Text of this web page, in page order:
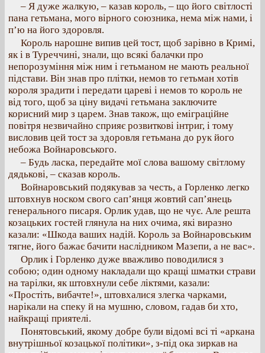
– Я дуже жалкую, – казав король, – що його світлості
пана гетьмана, мого вірного союзника, нема між нами, і
п’ю на його здоровля.
Король нарошне випив цей тост, щоб зарівно в Кримі,
як і в Туреччині, знали, що всякі балачки про
непорозуміння між ним і гетьманом не мають реальної
підстави. Він знав про плітки, немов то гетьман хотів
короля зрадити і передати цареві і немов то король не
від того, щоб за ціну видачі гетьмана заключите
корисний мир з царем. Знав також, що еміграційне
повітря незвичайно сприяє розвиткові інтриг, і тому
висловив цей тост за здоровля гетьмана до рук його
небожа Войнаровського.
– Будь ласка, передайте мої слова вашому світлому
дядькові, – сказав король.
Войнаровський подякував за честь, а Горленко легко
штовхнув носком свого сап’янця жовтий сап’янець
генерального писаря. Орлик удав, що не чує. Але решта
козацьких гостей глянула на них очима, які виразно
казали: «Шкода ваших надій. Король за Войнаровським
тягне, його бажає бачити наслідником Мазепи, а не вас».
Орлик і Горленко дуже вважливо поводилися з
собою; один одному накладали що кращі шматки страви
на тарілки, як штовхнули себе ліктями, казали:
«Простіть, вибачте!», штовхалися злегка чарками,
нарікали на спеку й на мушню, словом, гадав би хто,
найкращі приятелі.
Понятовський, якому добре були відомі всі ті «аркана
внутрішньої козацької політики», з-під ока зиркав на